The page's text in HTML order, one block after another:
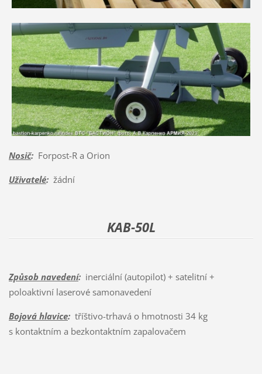
Nosič:Forpost-R a Orion
Uživatelé:žádní
KAB-50L
Způsob navedení:inerciální (autopilot) + satelitní +
poloaktivní laserové samonavedení
Bojová hlavice:tříštivo-trhavá o hmotnosti 34 kg
s kontaktním a bezkontaktním zapalovačem